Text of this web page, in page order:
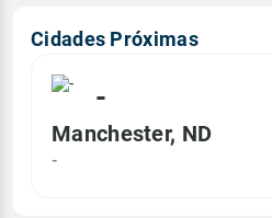
Cidades Próximas
-
Manchester, ND
-